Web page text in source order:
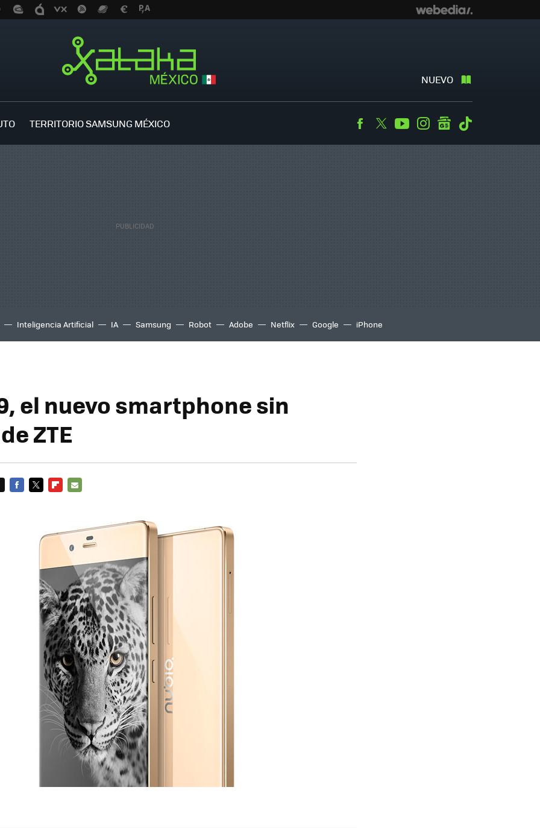
NUEVO
TERRITORIO SAMSUNG MÉXICO Facebook
TwitterYoutubeInstagramgooglenews
Inteligencia Artificial IA Samsung Robot Adobe Netflix Google iPhone
el nuevo smartphone sin
ZTE